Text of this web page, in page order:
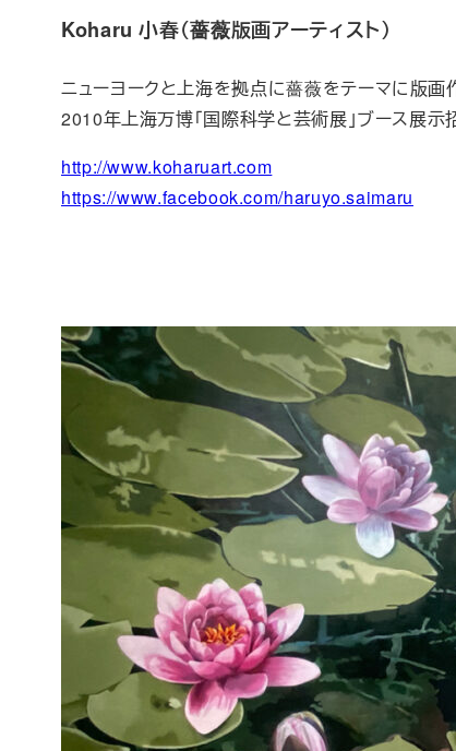
Koharu 小春（薔薇版画アーティスト）
ニューヨークと上海を拠点に薔薇をテーマに版画
2010年上海万博「国際科学と芸術展」ブース展
http://www.koharuart.com
https://www.facebook.com/haruyo.saimaru